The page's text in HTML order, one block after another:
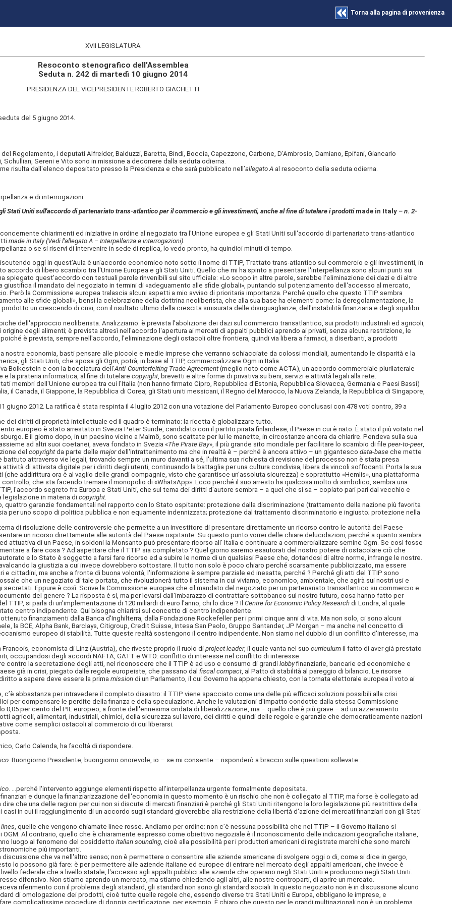
XVII LEGISLATURA
Resoconto stenografico dell'Assemblea
Seduta n. 242 di martedì 10 giugno 2014
PRESIDENZA DEL VICEPRESIDENTE ROBERTO GIACHETTI
del 5 giugno 2014.
Regolamento, i deputati Alfreider, Balduzzi, Baretta, Bindi, Boccia, Capezzone, Carbone, D'Ambrosio, Damiano, Epifani, Giancarlo
Sereni e Vito sono in missione a decorrere dalla seduta odierna.
dall'elenco depositato presso la Presidenza e che sarà pubblicato nell’allegato Aal resoconto della seduta odierna.
e di interrogazioni.
Stati Uniti sull'accordo di partenariato trans-atlantico per il commercio e gli investimenti, anche al fine di tutelare i prodottimade in Italy – n. 2-
chiarimenti ed iniziative in ordine al negoziato tra l'Unione europea e gli Stati Uniti sull'accordo di partenariato trans-atlantico
made in Italy (Vedi l'allegato A – Interpellanza e interrogazioni).
o se si riservi di intervenire in sede di replica, lo vedo pronto, ha quindici minuti di tempo.
oggi in quest'Aula è un'accordo economico noto sotto il nome di TTIP, Trattato trans-atlantico sul commercio e gli investimenti, in
accordo di libero scambio tra l'Unione Europea e gli Stati Uniti. Quello che mi ha spinto a presentare l'interpellanza sono alcuni punti sui
spiegato quest'accordo con testuali parole rinvenibili sul sito ufficiale: «Lo scopo in altre parole, sarebbe l'eliminazione dei dazi e di altre
il mandato del negoziato in termini di «adeguamento alle sfide globali», puntando sul potenziamento dell'accesso al mercato,
Però la Commissione europea tralascia alcuni aspetti a mio avviso di prioritaria importanza. Perché quello che questo TTIP sembra
alle sfide globali», bensì la celebrazione della dottrina neoliberista, che alla sua base ha elementi come: la deregolamentazione,
la
un crescendo di crisi, con il risultato ultimo della crescita smisurata delle disuguaglianze, dell'instabilità finanziaria e degli squilibri
dell'approccio neoliberista. Analizziamo: è prevista l'abolizione dei dazi sul commercio transatlantico, sui prodotti industriali ed agricoli,
degli alimenti; è prevista altresì nell'accordo l'apertura ai mercati di appalti pubblici aprendo ai privati, senza alcuna restrizione, le
è prevista, sempre nell'accordo, l'eliminazione degli ostacoli oltre frontiera, quindi via libera a farmaci, a diserbanti, a prodotti
economia, basti pensare alle piccole e medie imprese che verranno schiacciate da colossi mondiali, aumentando le disparità e la
gli Stati Uniti, che sposa gli Ogm, potrà, in base al TTIP, commercializzare Ogm in Italia.
e con la bocciatura dell’Anti-Counterfeiting Trade Agreement(meglio noto come ACTA), un accordo commerciale plurilaterale
la pirateria informatica, al fine di tutelare copyright, brevetti e altre forme di privativa su beni, servizi e attività legali alla rete.
membri dell'Unione europea tra cui l'Italia (non hanno firmato Cipro, Repubblica d'Estonia, Repubblica Slovacca, Germania e Paesi Bassi)
il Canada, il Giappone, la Repubblica di Corea, gli Stati uniti messicani, il Regno del Marocco, la Nuova Zelanda, la Repubblica di Singapore,
2012. La ratifica è stata respinta il 4 luglio 2012 con una votazione del Parlamento Europeo conclusasi con 478 voti contro, 39 a
diritti di proprietà intellettuale ed il quadro è terminato: la ricetta è globalizzare tutto.
europeo è stato arrestato in Svezia Peter Sunde, candidato con il partito pirata finlandese, il Paese in cui è nato. È stato il più votato nel
E il giorno dopo, in un paesino vicino a Malmö, sono scattate per lui le manette, in circostanze ancora da chiarire. Pendeva sulla sua
ad altri suoi coetanei, aveva fondato in Svezia «The Pirate Bay», il più grande sito mondiale per facilitare lo scambio di file peer-to-peer,
del copyrightda parte delle majordell'intrattenimento ma che in realtà è – perché è ancora attivo – un gigantesco data-baseche mette
attraverso vie legali, trovando sempre un muro davanti a sé, l'ultima sua richiesta di revisione del processo non è stata presa
di attivista digitale per i diritti degli utenti, continuando la battaglia per una cultura condivisa, libera da vincoli soffocanti. Porta la sua
(che addirittura ora è al vaglio delle grandi compagnie, visto che garantisce un'assoluta sicurezza) e soprattutto «Hemlis», una piattaforma
che sta facendo tremare il monopolio di «WhatsApp». Ecco perché il suo arresto ha qualcosa molto di simbolico, sembra una
l'accordo segreto fra Europa e Stati Uniti, che sul tema dei diritti d'autore sembra – a quel che si sa – copiato pari pari dal vecchio e
legislazione in materia di copyright.
garanzie fondamentali nel rapporto con lo Stato ospitante: protezione dalla discriminazione (trattamento della nazione più favorita
per uno scopo di politica pubblica e non equamente indennizzata; protezione dal trattamento discriminatorio e ingiusto; protezione nella
di risoluzione delle controversie che permette a un investitore di presentare direttamente un ricorso contro le autorità del Paese
un ricorso direttamente alle autorità del Paese ospitante. Su questo punto vorrei delle chiare delucidazioni, perché a quanto sembra
attuativa di un Paese, in soldoni la Monsanto può presentare ricorso all’ Italia e continuare a commercializzare semine Ogm. Se così fosse
a fare cosa ? Ad aspettare che il TTIP sia completato ? Quel giorno saremo esautorati del nostro potere di ostacolare ciò che
e lo Stato è soggetto a farsi fare ricorso ed a subire le norme di un qualsiasi Paese che, dotandosi di altre norme, infrange le nostre.
la giustizia a cui invece dovrebbero sottostare. Il tutto non solo è poco chiaro perché scarsamente pubblicizzato, ma essere
cittadini, ma anche a fronte di buona volontà, l'informazione è sempre parziale ed inesatta, perché ? Perché gli atti del TTIP sono
che un negoziato di tale portata, che rivoluzionerà tutto il sistema in cui viviamo, economico, ambientale, che agirà sui nostri usi e
Eppure è così. Scrive la Commissione europea che «il mandato del negoziato per un partenariato transatlantico su commercio e
del genere ? La risposta è si, ma per levarsi dall'imbarazzo di contrattare sottobanco sul nostro futuro, cosa hanno fatto per
si parla di un'implementazione di 120 miliardi di euro l'anno, chi lo dice ? Il Centre for Economic Policy Researchdi Londra, al quale
centro indipendente. Qui bisogna chiarirsi sul concetto di centro indipendente.
finanziamenti dalla Banca d'Inghilterra, dalla Fondazione Rockefeller per i primi cinque anni di vita. Ma non solo, ci sono alcuni
la BCE, Alpha Bank, Barclays, Citigroup, Credit Suisse, Intesa San Paolo, Gruppo Santander, JP Morgan – ma anche nel concetto di
europeo di stabilità. Tutte queste realtà sostengono il centro indipendente. Non siamo nel dubbio di un conflitto d'interesse, ma
economista di Linz (Austria), che riveste proprio il ruolo di project leader, il quale vanta nel suo curriculumil fatto di aver già prestato
occupandosi degli accordi NAFTA, GATT e WTO: conflitto di interesse nel conflitto di interesse.
la secretazione degli atti, nel riconoscere che il TTIP è ad uso e consumo di grandi lobbyfinanziarie, bancarie ed economiche e
già in crisi, piegato dalle regole europeiste, che passano dal fiscal compact, al Patto di stabilità al pareggio di bilancio. Le risorse
a sapere deve essere la prima missiondi un Parlamento, il cui Governo ha appena chiesto, con la tornata elettorale europea il voto ai
abbastanza per intravedere il completo disastro: il TTIP viene spacciato come una delle più efficaci soluzioni possibili alla crisi
per compensare le perdite della finanza e della speculazione. Anche le valutazioni d'impatto condotte dalla stessa Commissione
per cento del PIL europeo, a fronte dell'ennesima ondata di liberalizzazione, ma – quello che è più grave – ad un azzeramento
agricoli, alimentari, industriali, chimici, della sicurezza sul lavoro, dei diritti e quindi delle regole e garanzie che democraticamente nazioni
come semplici ostacoli al commercio di cui liberarsi.
Carlo Calenda, ha facoltà di rispondere.
Buongiorno Presidente, buongiorno onorevole, io – se mi consente – risponderò a braccio sulle questioni sollevate...
. ...perché l'intervento aggiunge elementi rispetto all'interpellanza urgente formalmente depositata.
e dunque la finanziarizzazione dell'economia in questo momento è un rischio che non è collegato al TTIP, ma forse è collegato ad
che una delle ragioni per cui non si discute di mercati finanziari è perché gli Stati Uniti ritengono la loro legislazione più restrittiva della
in cui il raggiungimento di un accordo sugli standard gioverebbe alla restrizione della libertà d'azione dei mercati finanziari con gli Stati
, quelle che vengono chiamate linee rosse. Andiamo per ordine: non c’è nessuna possibilità che nel TTIP – il Governo italiano si
Al contrario, quello che è chiaramente espresso come obiettivo negoziale è il riconoscimento delle indicazioni geografiche italiane,
luogo al fenomeno del cosiddetto italian sounding, cioè alla possibilità per i produttori americani di registrate marchi che sono marchi
più importanti.
che va nell'altro senso; non è permettere o consentire alle aziende americane di svolgere oggi o di, come si dice in gergo,
lo possono già fare; è per permettere alle aziende italiane ed europee di entrare nel mercato degli appalti americani, che invece è
federale che a livello statale, l'accesso agli appalti pubblici alle aziende che operano negli Stati Uniti e producono negli Stati Uniti.
difensivo. Non stiamo aprendo un mercato, ma stiamo chiedendo agli altri, alle nostre controparti, di aprire un mercato.
riferimento con il problema degli standard, gli standard non sono gli standard sociali. In questo negoziato non è in discussione alcuno
di omologazione dei prodotti, cioè tutte quelle regole che, essendo diverse tra Stati Uniti e Europa, obbligano le imprese, e
complicatissime procedure di doppia certificazione, per esempio. È chiaro che questo per le grandi multinazionali non è un problema,
Torna alla pagina di provenienza